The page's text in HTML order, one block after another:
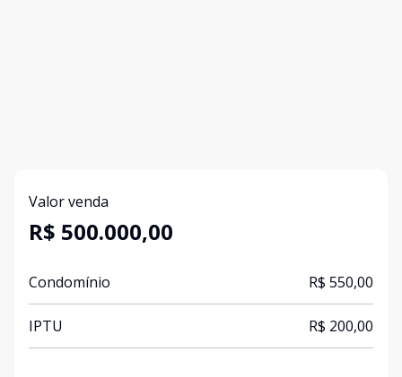
Valor venda
R$ 500.000,00
Condomínio R$ 550,00
IPTU R$ 200,00